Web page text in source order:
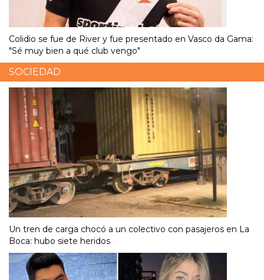
Colidio se fue de River y fue presentado en Vasco da Gama:
"Sé muy bien a qué club vengo"
SOCIEDAD
Un tren de carga chocó a un colectivo con pasajeros en La
Boca: hubo siete heridos